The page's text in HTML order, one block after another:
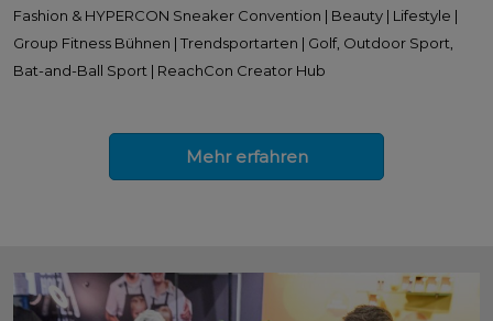
Fashion & HYPERCON Sneaker Convention | Beauty | Lifestyle |
Group Fitness Bühnen | Trendsportarten | Golf, Outdoor Sport,
Bat-and-Ball Sport | ReachCon Creator Hub
Mehr erfahren